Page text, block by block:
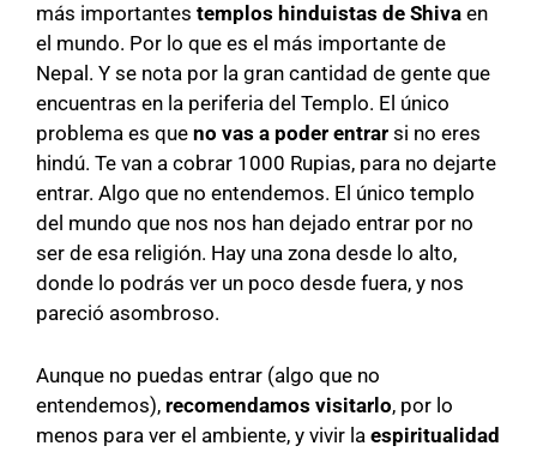
más importantes templos hinduistas de Shiva en
el mundo. Por lo que es el más importante de
Nepal. Y se nota por la gran cantidad de gente que
encuentras en la periferia del Templo. El único
problema es que no vas a poder entrar si no eres
hindú. Te van a cobrar 1000 Rupias, para no dejarte
entrar. Algo que no entendemos. El único templo
del mundo que nos nos han dejado entrar por no
ser de esa religión. Hay una zona desde lo alto,
donde lo podrás ver un poco desde fuera, y nos
pareció asombroso.
Aunque no puedas entrar (algo que no
entendemos), recomendamos visitarlo, por lo
menos para ver el ambiente, y vivir la espiritualidad